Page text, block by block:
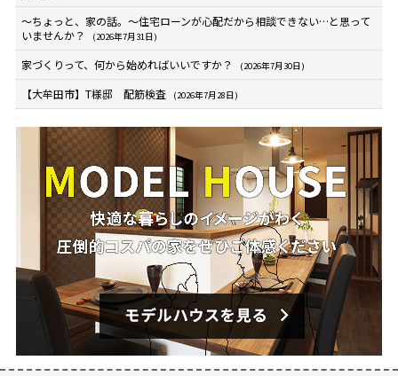
～ちょっと、家の話。～住宅ローンが心配だから相談できない…と思って
いませんか？
(2026年7月31日)
家づくりって、何から始めればいいですか？ (2026年7月30日)
【大牟田市】T様邸 配筋検査 (2026年7月28日)